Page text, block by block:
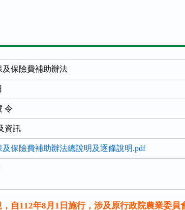
保險費補助辦法
令
資訊
保險費補助辦法總說明及逐條說明.pdf
自112年8月1日施行，涉及原行政院農業委